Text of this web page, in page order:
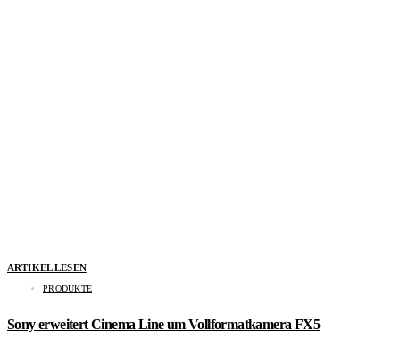
ARTIKEL LESEN
PRODUKTE
Sony erweitert Cinema Line um Vollformatkamera FX5